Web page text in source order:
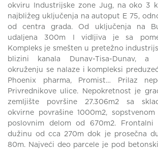
okviru Industrijske zone Jug, na oko 3
najbližeg uključenja na autoput E 75,
od centra grada. Od uključenja na
udaljena 300m I vidljiva je sa
Kompleks je smešten u pretežno
blizini kanala Dunav-Tisa-Dunav, a
okruženju se nalaze i kompleksi
Phoenix pharma, Promist… Prilaz
Privrednikove ulice. Nepokretnost je
zemljište površine 27.306m2 sa
okvirne povrašine 1000m2,
poslovnim delom od 670m2. Frontalni
dužinu od cca 270m dok je prosečna
80m. Najveći deo parcele je pod